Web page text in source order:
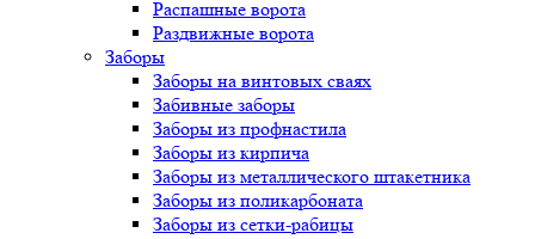
Распашные ворота
Раздвижные ворота
Заборы
Заборы на винтовых сваях
Забивные заборы
Заборы из профнастила
Заборы из кирпича
Заборы из металлического штакетника
Заборы из поликарбоната
Заборы из сетки-рабицы